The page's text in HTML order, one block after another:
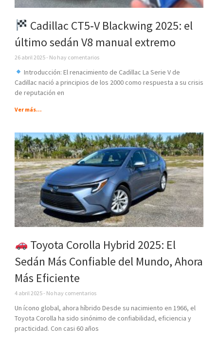
Cadillac CT5‑V Blackwing 2025: el
último sedán V8 manual extremo
26 abril 2025 No hay comentarios
Introducción: El renacimiento de Cadillac La Serie V de
Cadillac nació a principios de los 2000 como respuesta a su crisis
de reputación en
Ver más...
Toyota Corolla Hybrid 2025: El
Sedán Más Confiable del Mundo, Ahora
Más Eficiente
4 abril 2025 No hay comentarios
Un ícono global, ahora híbrido Desde su nacimiento en 1966, el
Toyota Corolla ha sido sinónimo de confiabilidad, eficiencia y
practicidad. Con casi 60 años